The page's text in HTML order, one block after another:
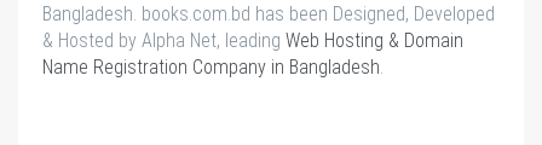
Bangladesh. books.com.bd has been Designed, Developed
& Hosted by Alpha Net, leading Web Hosting & Domain
Name Registration Company in Bangladesh